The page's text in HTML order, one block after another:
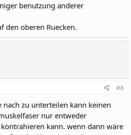
benutzung anderer
den oberen Ruecken.
#8
zu unterteilen kann keinen
nur entweder
kann. wenn dann wäre